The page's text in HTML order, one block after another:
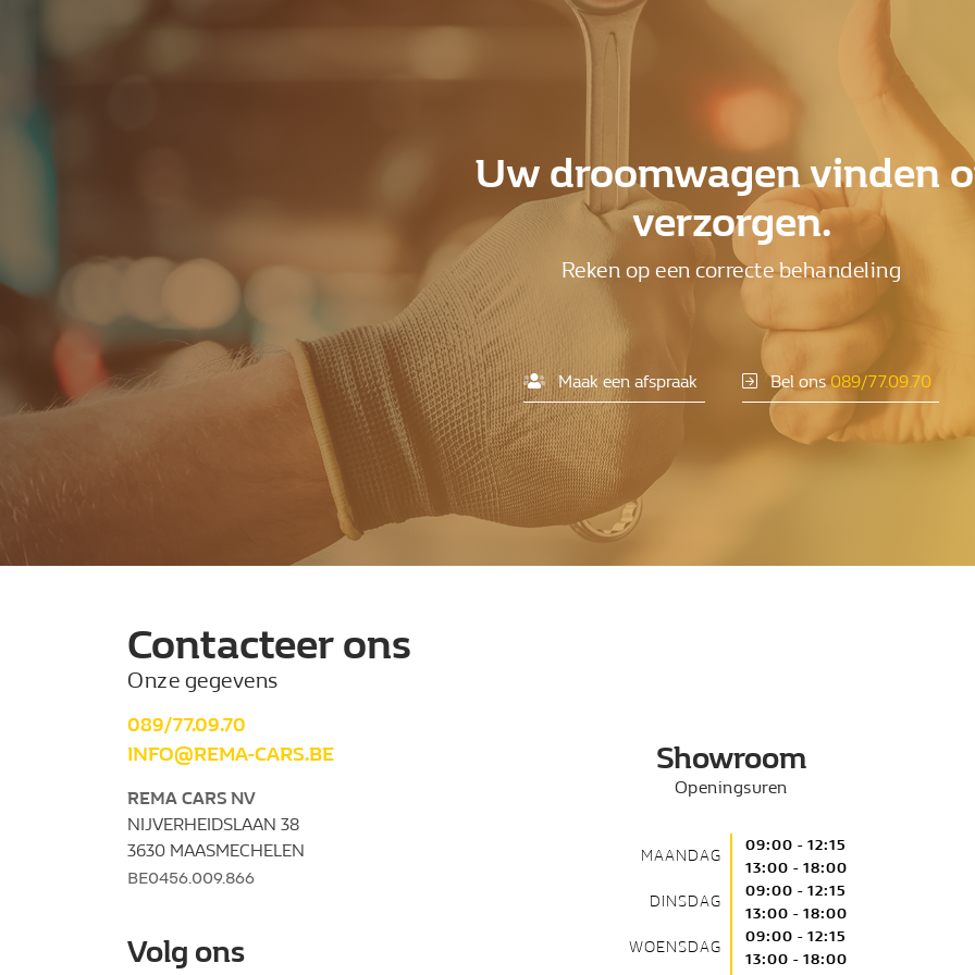
Uw droomwagen vinden
verzorgen.
Reken op een correcte behandeling
Maak een afspraak Bel ons089/77.09.70
Contacteer ons
Onze gegevens
089/77.09.70
INFO@REMA-CARS.BE
REMA CARS NV
NIJVERHEIDSLAAN 38
3630 MAASMECHELEN
BE0456.009.866
Volg ons
Showroom
Openingsuren
MAANDAG
09:00 - 12:15
13:00 - 18:00
DINSDAG
09:00 - 12:15
13:00 - 18:00
WOENSDAG
09:00 - 12:15
13:00 - 18:00